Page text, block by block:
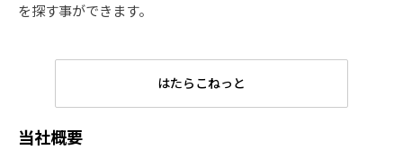
を探す事ができます。
はたらこねっと
当社概要